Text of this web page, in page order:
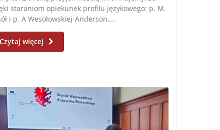
staraniom opiekunek profilu językowego: p. M.
i p. A Wesołowskiej-Anderson,...
Czytaj więcej